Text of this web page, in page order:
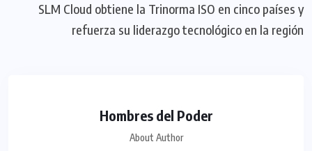
SLM Cloud obtiene la Trinorma ISO en cinco países y
refuerza su liderazgo tecnológico en la región
Hombres del Poder
About Author